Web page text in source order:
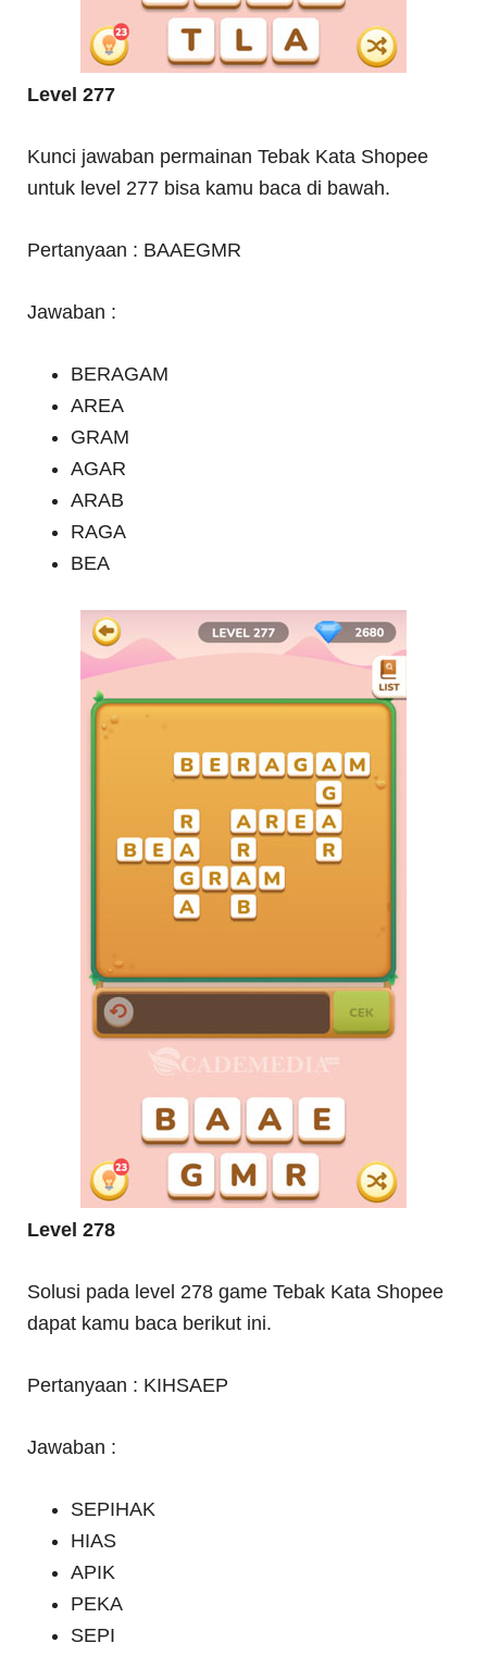
Level 277
Kunci jawaban permainan Tebak Kata Shopee
untuk level 277 bisa kamu baca di bawah.
Pertanyaan : BAAEGMR
Jawaban :
BERAGAM
AREA
GRAM
AGAR
ARAB
RAGA
BEA
Level 278
Solusi pada level 278 game Tebak Kata Shopee
dapat kamu baca berikut ini.
Pertanyaan : KIHSAEP
Jawaban :
SEPIHAK
HIAS
APIK
PEKA
SEPI